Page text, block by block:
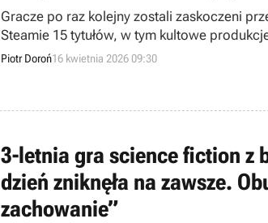
Gracze po raz kolejny zostali zaskoczeni
Steamie 15 tytułów, w tym kultowe
Piotr Doroń16 kwietnia 2026 09:30
3-letnia gra science fiction z
dzień zniknęła na zawsze.
zachowanie”